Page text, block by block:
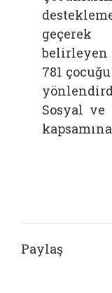
belirleyen
781
Sosyal ve
kapsamına
Paylaş